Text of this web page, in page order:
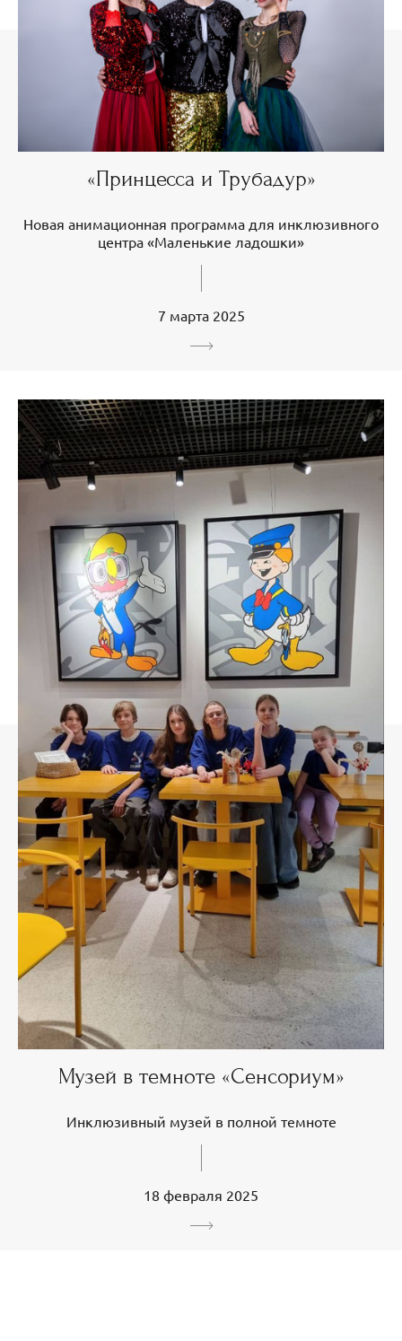
«Принцесса и Трубадур»
Новая анимационная программа для инклюзивного
центра «Маленькие ладошки»
7 марта 2025
Музей в темноте «Сенсориум»
Инклюзивный музей в полной темноте
18 февраля 2025